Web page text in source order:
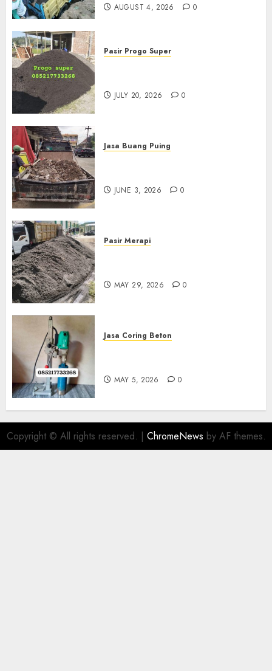
AUGUST 4, 2026 0
Pasir Progo Super
JULY 20, 2026 0
Jasa Buang Puing
JUNE 3, 2026 0
Pasir Merapi
MAY 29, 2026 0
Jasa Coring Beton
MAY 5, 2026 0
Copyright © All rights reserved. | ChromeNews by AF themes.